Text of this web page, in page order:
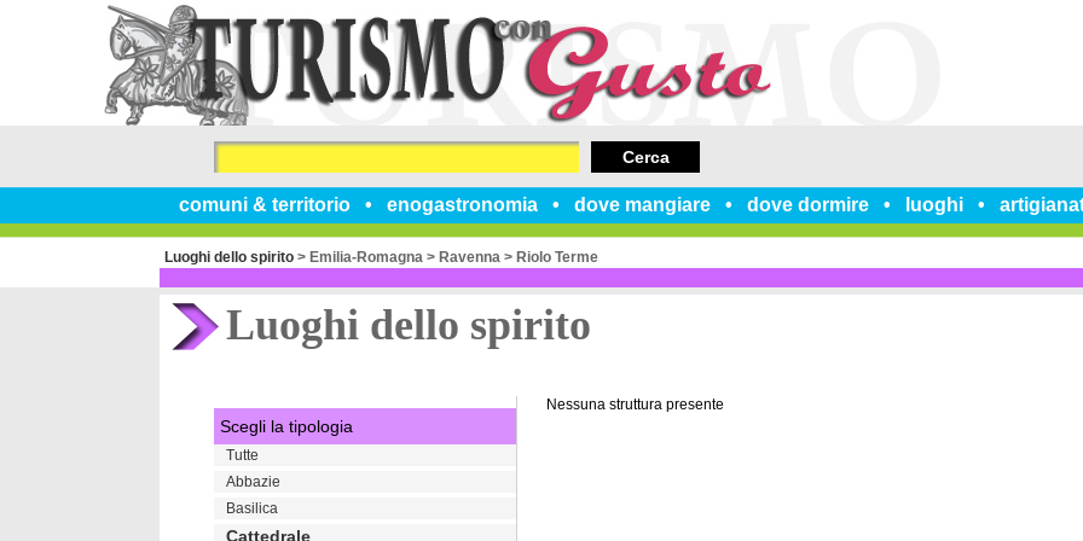
comuni & territorio enogastronomia dove mangiare dove dormire luoghi
Cerca
Luoghi dello spirito > Emilia-Romagna > Ravenna > Riolo Terme
Luoghi dello spirito
Nessuna struttura presente
Scegli la tipologia
Tutte
Abbazie
Basilica
Cattedrale